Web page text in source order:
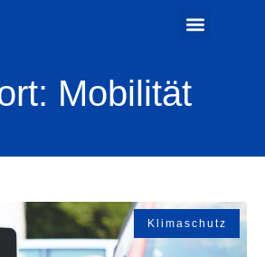
Mobilität
Klimaschutz